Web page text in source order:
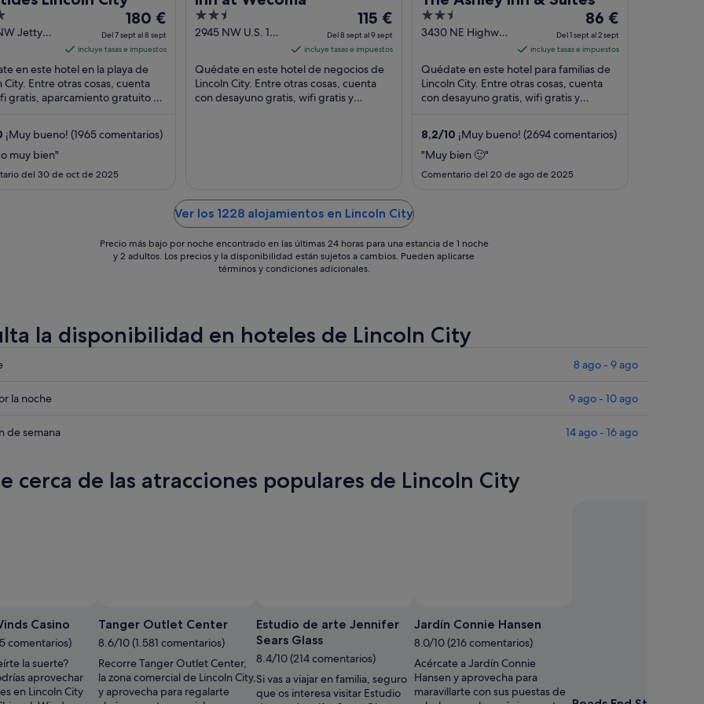
Jetty
El
precio
es
de
180 €
por
del
180 €
Del 7 sept al 8 sept
incluye tasas e impuestos
en este hotel en la playa de
City. Entre otras cosas, cuenta
gratis, aparcamiento gratuito y
¡Muy bueno! (1965 comentarios)
muy bien"
del 30 de oct de 2025
2.5
out
5
2945 NW U.S. 101
El
precio
es
de
115 €
por
9
sept
115 €
Del 8 sept al 9 sept
incluye tasas e impuestos
Quédate en este hotel de negocios de
Lincoln City. Entre otras cosas, cuenta
con desayuno gratis, wifi gratis y
2.5
out
5
3430 NE Highway
El
precio
es
de
86 €
por
del
86 €
Del 1 sept al 2 sept
incluye tasas e impuestos
Quédate en este hotel para familias de
Lincoln City. Entre otras cosas, cuenta
con desayuno gratis, wifi gratis y
8,2/10 ¡Muy bueno! (2694 comentarios)
"Muy bien 🙂"
Comentario del 20 de ago de 2025
Ver los 1228 alojamientos en Lincoln City
Precio más bajo por noche encontrado en las últimas 24 horas para una estancia de 1 noche
y 2 adultos. Los precios y la disponibilidad están sujetos a cambios. Pueden aplicarse
términos y condiciones adicionales.
la disponibilidad en hoteles de Lincoln City
8 ago - 9 ago
la noche 9 ago - 10 ago
de semana 14 ago - 16 ago
cerca de las atracciones populares de Lincoln City
Casino
comentarios)
la suerte?
aprovechar
en Lincoln City
Tanger Outlet Center
8.6/10 (1.581 comentarios)
Recorre Tanger Outlet Center,
la zona comercial de Lincoln City,
y aprovecha para regalarte
Estudio de arte Jennifer
Sears Glass
8.4/10 (214 comentarios)
Si vas a viajar en familia, seguro
que os interesa visitar Estudio
Jardín Connie Hansen
8.0/10 (216 comentarios)
Acércate a Jardín Connie
Hansen y aprovecha para
maravillarte con sus puestas de